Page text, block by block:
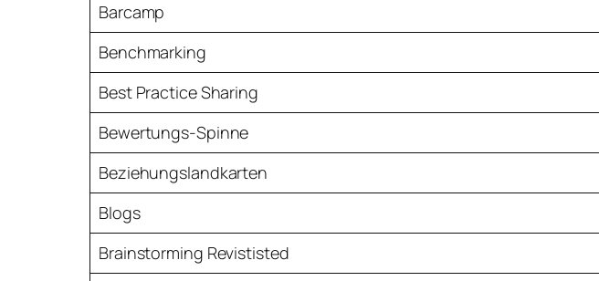
Barcamp
Benchmarking
Best Practice Sharing
Bewertungs-Spinne
Beziehungslandkarten
Blogs
Brainstorming Revististed